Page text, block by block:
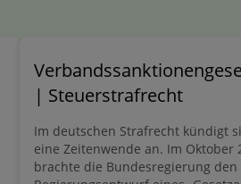
| Steuerstrafrecht
Im deutschen Strafrecht kündigt
eine Zeitenwende an. Im Oktober
brachte die Bundesregierung den